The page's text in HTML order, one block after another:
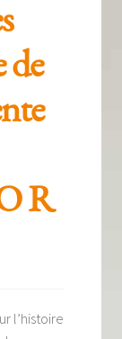
de
R
l’histoire